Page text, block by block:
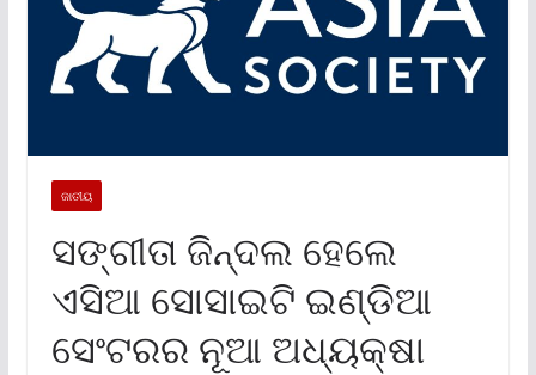
ଜାତୀୟ
ସଙ୍ଗୀତା ଜିନ୍ଦଲ ହେଲେ
ଏସିଆ ସୋସାଇଟି ଇଣ୍ଡିଆ
ସେଂଟରର ନୂଆ ଅଧ୍ୟକ୍ଷା